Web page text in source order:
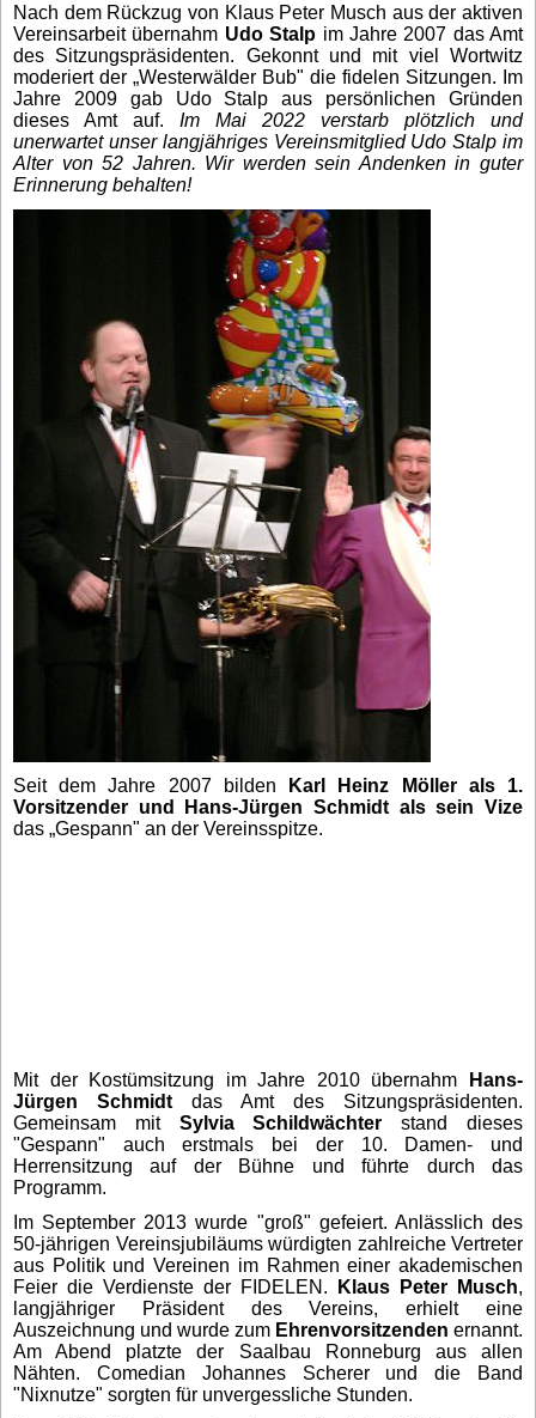
Nach dem Rückzug von Klaus Peter Musch aus der aktiven
Vereinsarbeit übernahm Udo Stalp im Jahre 2007 das Amt
des Sitzungspräsidenten. Gekonnt und mit viel Wortwitz
moderiert der „Westerwälder Bub" die fidelen Sitzungen. Im
Jahre 2009 gab Udo Stalp aus persönlichen Gründen
dieses Amt auf. Im Mai 2022 verstarb plötzlich und
unerwartet unser langjähriges Vereinsmitglied Udo Stalp im
Alter von 52 Jahren. Wir werden sein Andenken in guter
Erinnerung behalten!
Seit dem Jahre 2007 bilden
Karl Heinz Möller als 1.
Vorsitzender und Hans-Jürgen Schmidt als sein Vize
das „Gespann" an der Vereinsspitze.
Mit der Kostümsitzung im Jahre 2010 übernahm
Hans-
Jürgen Schmidt das Amt des Sitzungspräsidenten.
Gemeinsam mit Sylvia Schildwächter stand dieses
"Gespann" auch erstmals bei der 10. Damen- und
Herrensitzung auf der Bühne und führte durch das
Programm.
Im September 2013 wurde "groß" gefeiert. Anlässlich des
50-jährigen Vereinsjubiläums würdigten zahlreiche Vertreter
aus Politik und Vereinen im Rahmen einer akademischen
Feier die Verdienste der FIDELEN.
Klaus Peter Musch,
langjähriger Präsident des Vereins, erhielt eine
Auszeichnung und wurde zum Ehrenvorsitzenden ernannt.
Am Abend platzte der Saalbau Ronneburg aus allen
Nähten. Comedian Johannes Scherer und die Band
"Nixnutze" sorgten für unvergessliche Stunden.